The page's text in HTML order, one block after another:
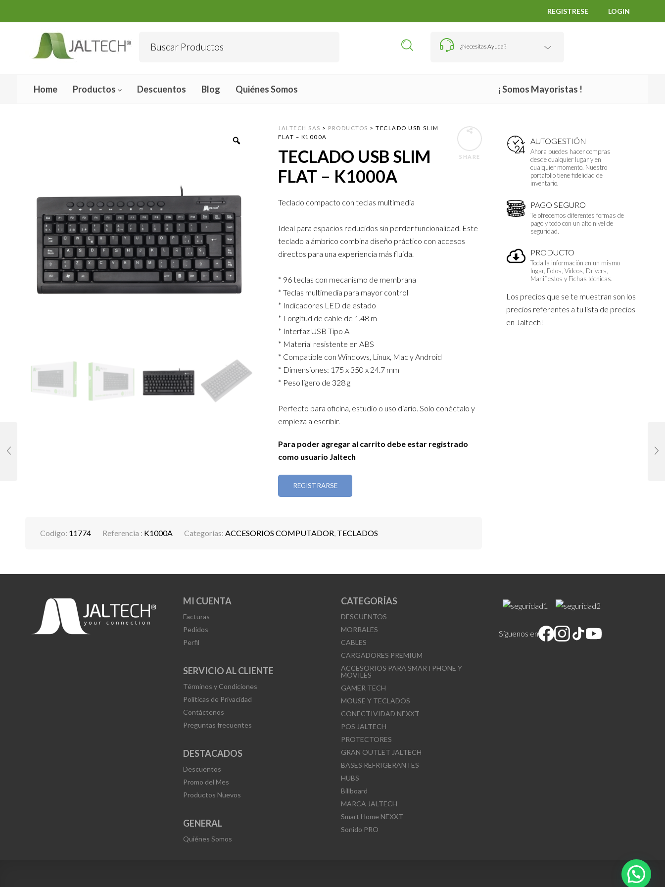
REGISTRESE LOGIN
¿Necesitas Ayuda?
Home Productos Descuentos Blog Quiénes Somos ¡ Somos Mayoristas !
AUTOGESTIÓN
Ahora puedes hacer compras
desde cualquier lugar y en
cualquier momento. Nuestro
portafolio tiene fidelidad de
inventario.
PAGO SEGURO
Te ofrecemos diferentes formas de
pago y todo con un alto nivel de
seguridad.
PRODUCTO
Toda la información en un mismo
lugar, Fotos, Vídeos, Drivers,
Manifiestos y Fichas técnicas.
Los precios que se te muestran son los
precios referentes a tu lista de precios
en Jaltech!
SHARE
JALTECH SAS > PRODUCTOS >TECLADO USB SLIM
FLAT – K1000A
TECLADO USB SLIM
FLAT – K1000A
Teclado compacto con teclas multimedia
Ideal para espacios reducidos sin perder funcionalidad. Este
teclado alámbrico combina diseño práctico con accesos
directos para una experiencia más fluida.
* 96 teclas con mecanismo de membrana
* Teclas multimedia para mayor control
* Indicadores LED de estado
* Longitud de cable de 1.48 m
* Interfaz USB Tipo A
* Material resistente en ABS
* Compatible con Windows, Linux, Mac y Android
* Dimensiones: 175 x 350 x 24.7 mm
* Peso ligero de 328 g
Perfecto para oficina, estudio o uso diario. Solo conéctalo y
empieza a escribir.
Para poder agregar al carrito debe estar registrado
como usuario Jaltech
REGISTRARSE
Codigo: 11774 Referencia : K1000A Categorías: ACCESORIOS COMPUTADOR, TECLADOS
MI CUENTA
Facturas
Pedidos
Perfil
SERVICIO AL CLIENTE
Términos y Condiciones
Políticas de Privacidad
Contáctenos
Preguntas frecuentes
DESTACADOS
Descuentos
Promo del Mes
Productos Nuevos
GENERAL
Quiénes Somos
CATEGORÍAS
DESCUENTOS
MORRALES
CABLES
CARGADORES PREMIUM
ACCESORIOS PARA SMARTPHONE Y
MOVILES
GAMER TECH
MOUSE Y TECLADOS
CONECTIVIDAD NEXXT
POS JALTECH
PROTECTORES
GRAN OUTLET JALTECH
BASES REFRIGERANTES
HUBS
Billboard
MARCA JALTECH
Smart Home NEXXT
Sonido PRO
Síguenos en